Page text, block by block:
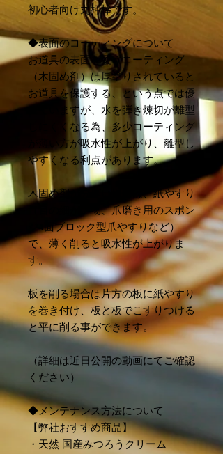
初心者向け丸押棒です。
◆表面のコーティングについて
お道具の表面を覆うコーティング
（木固め剤）は厚塗りされていると
お道具を保護する、という点では優
れていますが、水を弾き煉切が離型
しにくくなる為、多少コーティング
が薄い方が吸水性が上がり、離型し
やすくなる利点があります。
木固め剤が分厚い場合は、紙やすり
（目の細かい物、爪磨き用のスポン
ジ4面ブロック型爪やすりなど）
で、薄く削ると吸水性が上がりま
す。
板を削る場合は片方の板に紙やすり
を巻き付け、板と板でこすりつける
と平に削る事ができます。
（詳細は近日公開の動画にてご確認
ください）
◆メンテナンス方法について
【弊社おすすめ商品】
・天然 国産みつろうクリーム